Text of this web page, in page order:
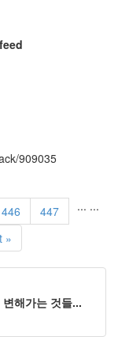
909035
...
446
447
...
»
해가는 것들...